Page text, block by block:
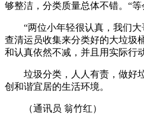
够整洁，分类质量总体不错。“
“两位小年轻很认真，我们
查清运员收集来分类好的大垃圾
和认真依然不减，并且用实际行
垃圾分类，人人有责，做好
创和谐宜居的生活环境。
（通讯员 翁竹红）